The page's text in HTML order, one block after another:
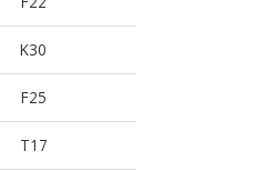
K30
F25
T17